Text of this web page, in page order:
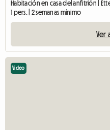
Habitación en casa del anfitrión |
1 pers. | 2 semanas mínimo
Ver
Video